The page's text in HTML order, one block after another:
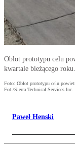
Oblot prototypu celu
kwartale bieżącego
Foto: Oblot prototypu celu
Fot./Sierra Technical Services Inc.
Paweł Henski